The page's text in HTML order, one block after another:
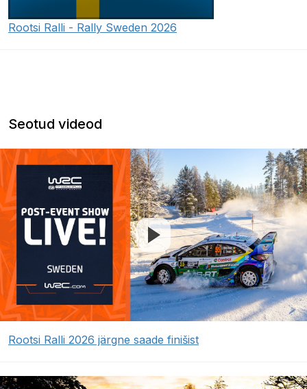
Rootsi Ralli - Rally Sweden 2026
Seotud videod
Rootsi Ralli 2026 järgne saade finišist